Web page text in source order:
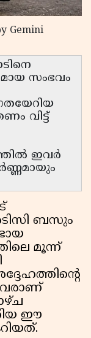
Gemini
സംഭവം
വിട്ട്
ഇവർ
ബസും
മൂന്ന്
ഈ